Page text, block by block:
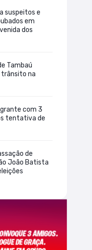
suspeitos e
em
dos
Tambaú
trânsito na
com 3
tentativa de
de
João Batista